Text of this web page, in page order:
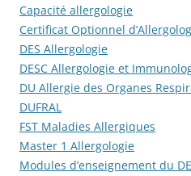
Capacité allergologie
Certificat Optionnel
DES Allergologie
DESC Allergologie et
DU Allergie des Organes
DUFRAL
FST Maladies Allergiques
Master 1 Allergologie
Modules d’enseignement du